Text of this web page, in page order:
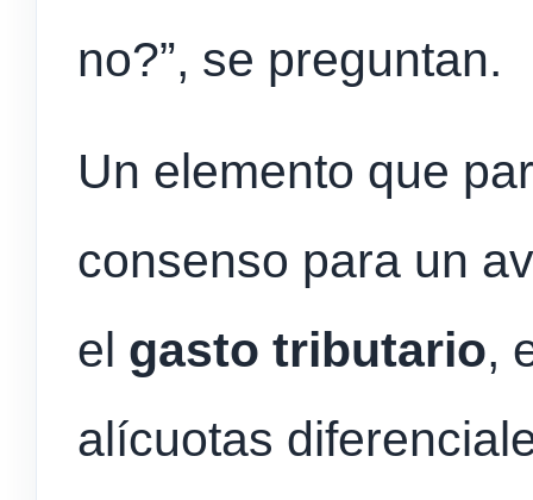
no?”, se preguntan.
Un elemento que
consenso para un
el gasto tributario,
alícuotas